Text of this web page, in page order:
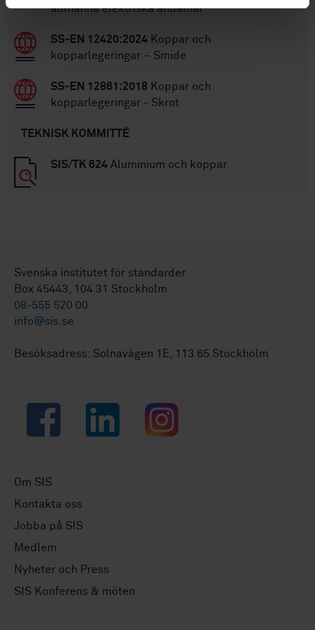
allmänna elektriska ändamål
SS-EN 12420:2024 Koppar och
kopparlegeringar – Smide
SS-EN 12861:2018 Koppar och
kopparlegeringar - Skrot
TEKNISK KOMMITTÉ
SIS/TK 624 Aluminium och koppar
Svenska institutet för standarder
Box 45443, 104 31 Stockholm
08-555 520 00
info@sis.se
Besöksadress: Solnavägen 1E, 113 65 Stockholm
Facebook LinkedIn Instagram
Om SIS
Kontakta oss
Jobba på SIS
Medlem
Nyheter och Press
SIS Konferens & möten